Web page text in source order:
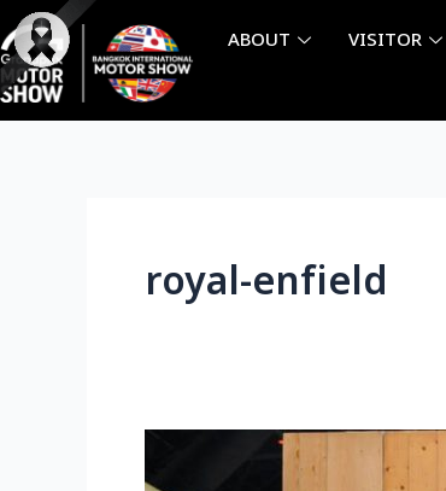
Skip
to
content
ABOUT VISITOR
royal-enfield
新